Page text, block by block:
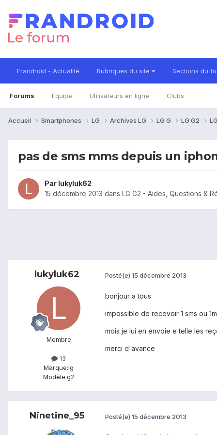
Frandroid - Actualité Rubriques du site Sections du
Forums Équipe Utilisateurs en ligne Clubs
Accueil Smartphones LG Archives LG LG G LG G2
pas de sms mms depuis un
Par lukyluk62
15 décembre 2013 dans LG G2 - Aides, Questions &
lukyluk62
Membre
13
Marque:lg
Modèle:g2
Posté(e) 15 décembre 2013
bonjour a tous
impossible de recevoir 1 sms ou
mois je lui en envoie e telle les
merci d'avance
Ninetine_95 Posté(e) 15 décembre 2013